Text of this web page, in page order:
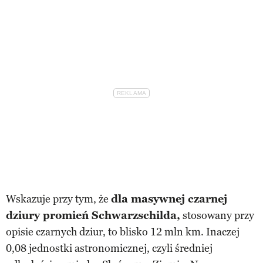
Wskazuje przy tym, że dla masywnej czarnej
dziury promień Schwarzschilda, stosowany przy
opisie czarnych dziur, to blisko 12 mln km. Inaczej
0,08 jednostki astronomicznej, czyli średniej